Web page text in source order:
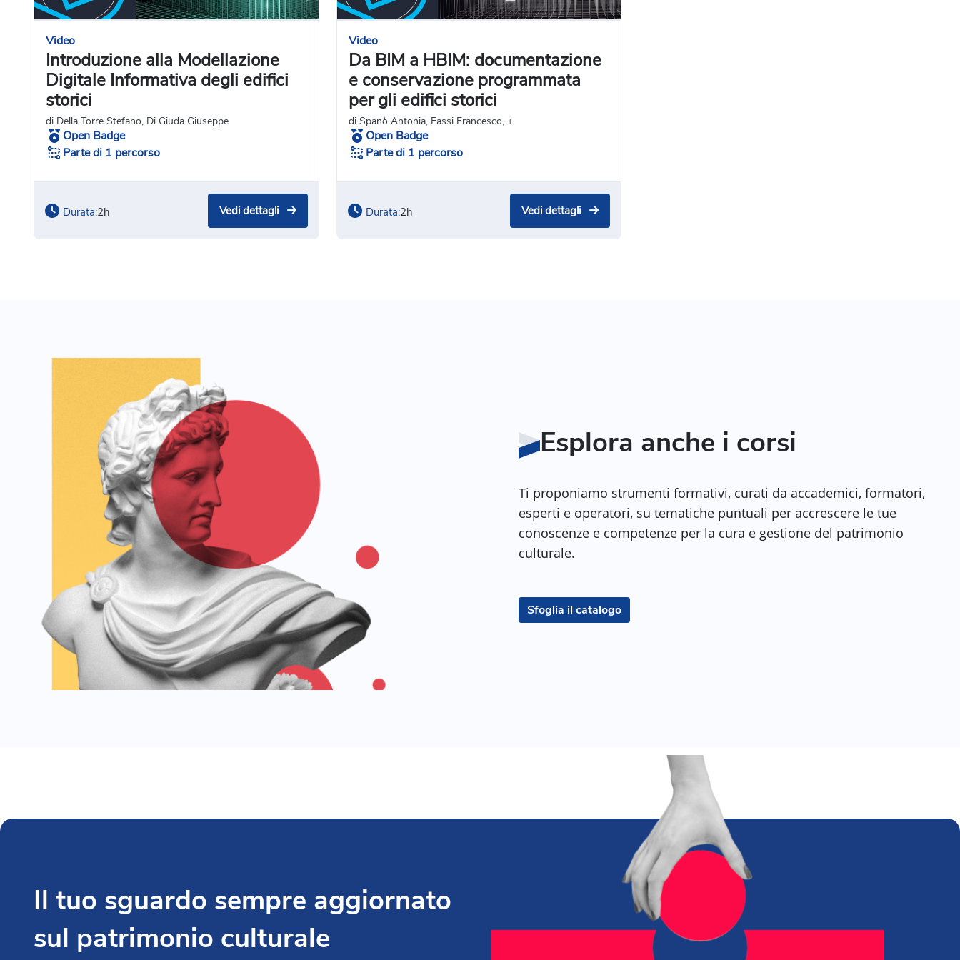
Video
Introduzione alla Modellazione
Digitale Informativa degli edifici
storici
di Della Torre Stefano, Di Giuda Giuseppe
Open Badge
Parte di 1 percorso
Durata:2h Vedi dettagli
Video
Da BIM a HBIM: documentazione
e conservazione programmata
per gli edifici storici
di Spanò Antonia, Fassi Francesco, +
Open Badge
Parte di 1 percorso
Durata:2h Vedi dettagli
Esplora anche i corsi
Ti proponiamo strumenti formativi, curati da accademici, formatori,
esperti e operatori, su tematiche puntuali per accrescere le tue
conoscenze e competenze per la cura e gestione del patrimonio
culturale.
Sfoglia il catalogo
Il tuo sguardo sempre aggiornato
sul patrimonio culturale